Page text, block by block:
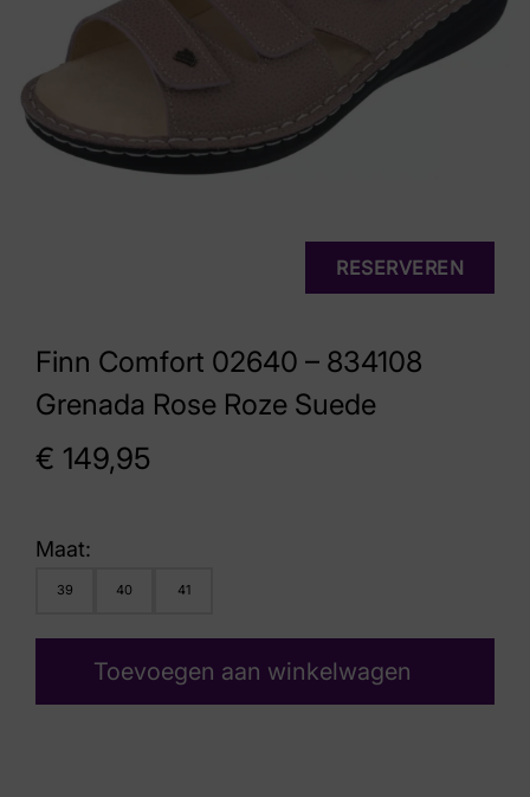
Finn Comfort 02640 – 834108
Grenada Rose Roze Suede
€ 149,95
RESERVEREN
Maat:
39 40 41
Toevoegen aan winkelwagen